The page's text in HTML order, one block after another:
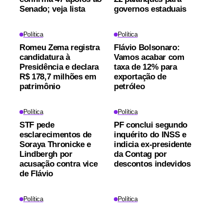
Senado; veja lista
governos estaduais
Política
Romeu Zema registra
candidatura à
Presidência e declara
R$ 178,7 milhões em
patrimônio
Política
Flávio Bolsonaro:
Vamos acabar com
taxa de 12% para
exportação de
petróleo
Política
STF pede
esclarecimentos de
Soraya Thronicke e
Lindbergh por
acusação contra vice
de Flávio
Política
PF conclui segundo
inquérito do INSS e
indicia ex-presidente
da Contag por
descontos indevidos
Política Política